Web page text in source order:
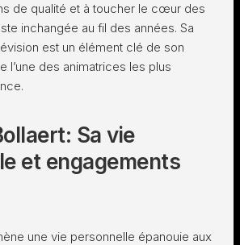
de qualité et à toucher le cœur des
inchangée au fil des années. Sa
est un élément clé de son
l’une des animatrices les plus
Sa vie
et engagements
une vie personnelle épanouie aux